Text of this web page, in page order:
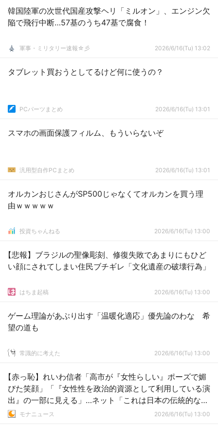
韓国陸軍の次世代国産攻撃ヘリ「ミルオン」、エンジン欠
陥で飛行中断…57基のうち47基で腐食！
軍事・ミリタリー速報☆彡 2026/6/16(Tu) 13:02
タブレット買おうとしてるけど何に使うの？
PCパーツまとめ 2026/6/16(Tu) 13:01
スマホの画面保護フィルム、もういらないぞ
汎用型自作PCまとめ 2026/6/16(Tu) 13:01
オルカンおじさんがSP500じゃなくてオルカンを買う理
由ｗｗｗｗｗ
投資ちゃんねる 2026/6/16(Tu) 13:00
【悲報】ブラジルの聖像彫刻、修復失敗であまりにもひど
い顔にされてしまい住民ブチギレ「文化遺産の破壊行為」
はちま起稿 2026/6/16(Tu) 13:00
ゲーム理論があぶり出す「温暖化適応」優先論のわな 希
望の道も
常識的に考えた 2026/6/16(Tu) 13:00
【赤っ恥】れいわ信者「高市が『女性らしい』ポーズで媚
びた笑顔」「『女性性を政治的資源として利用している演
出』の一部に見える」…ネット「これは日本の伝統的な礼
儀作法です」
モナニュース 2026/6/16(Tu) 13:00